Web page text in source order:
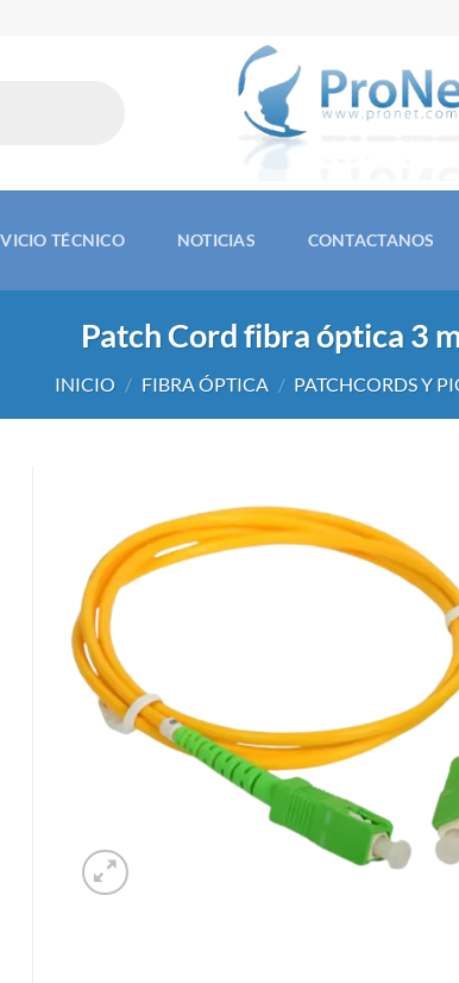
TÉCNICO NOTICIAS CONTACTANOS
Patch Cord fibra óptica 3
INICIO / FIBRA ÓPTICA / PATCHCORDS Y